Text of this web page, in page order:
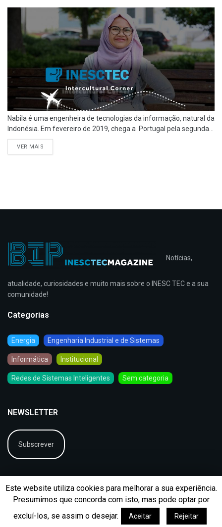
Nabila é uma engenheira de tecnologias da informação, natural da
Indonésia. Em fevereiro de 2019, chega a Portugal pela segunda...
VER MAIS
Notícias,
atualidade, curiosidades e muito mais sobre o INESC TEC e a sua
comunidade!
Categorias
Energia Engenharia Industrial e de Sistemas
Informática Institucional
Redes de Sistemas Inteligentes Sem categoria
NEWSLETTER
Subscrever
© 2026BIP Ficha Técnica Arquivo Contactos
Este website utiliza cookies para melhorar a sua experiência.
Presumimos que concorda com isto, mas pode optar por
excluí-los, se assim o desejar.
Aceitar Rejeitar